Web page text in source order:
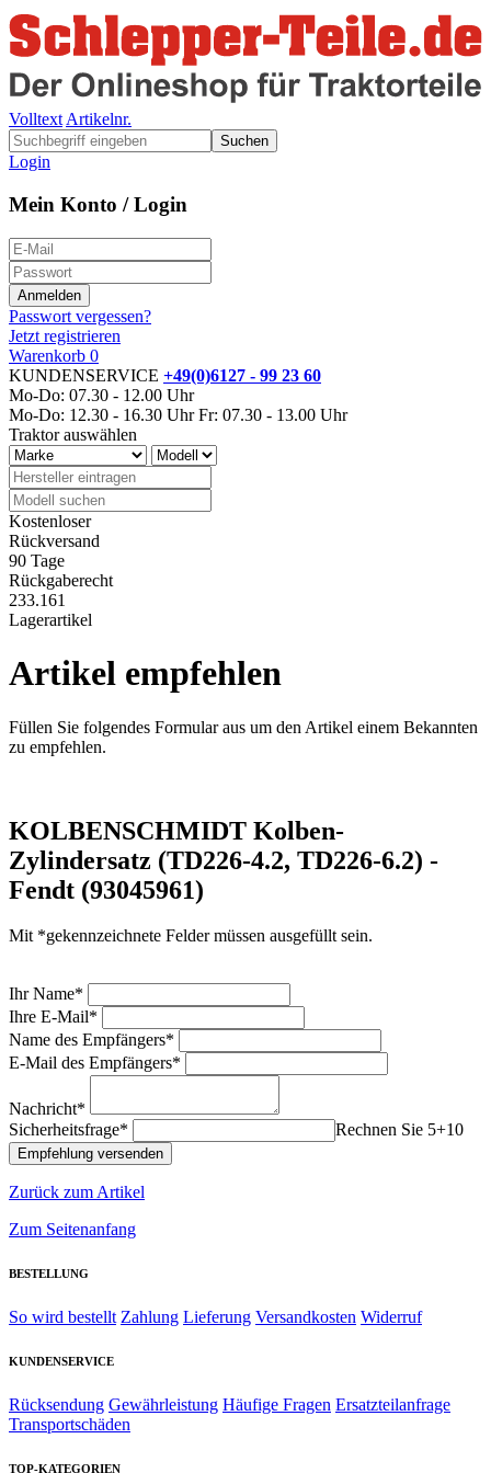
Volltext Artikelnr.
Suchen
Login
Mein Konto / Login
Passwort vergessen?
Jetzt registrieren
Warenkorb 0
KUNDENSERVICE +49(0)6127 - 99 23 60
Mo-Do: 07.30 - 12.00 Uhr
Mo-Do: 12.30 - 16.30 Uhr Fr: 07.30 - 13.00 Uhr
Traktor auswählen
Kostenloser
Rückversand
90 Tage
Rückgaberecht
233.161
Lagerartikel
Artikel empfehlen
Füllen Sie folgendes Formular aus um den Artikel einem Bekannten
zu empfehlen.
KOLBENSCHMIDT Kolben-
Zylindersatz (TD226-4.2, TD226-6.2) -
Fendt (93045961)
Mit *gekennzeichnete Felder müssen ausgefüllt sein.
Ihr Name*
Ihre E-Mail*
Name des Empfängers*
E-Mail des Empfängers*
Nachricht*
Sicherheitsfrage*
Rechnen Sie 5+10
Zurück zum Artikel
Zum Seitenanfang
BESTELLUNG
So wird bestellt Zahlung Lieferung Versandkosten Widerruf
KUNDENSERVICE
Rücksendung Gewährleistung Häufige Fragen Ersatzteilanfrage
Transportschäden
TOP-KATEGORIEN